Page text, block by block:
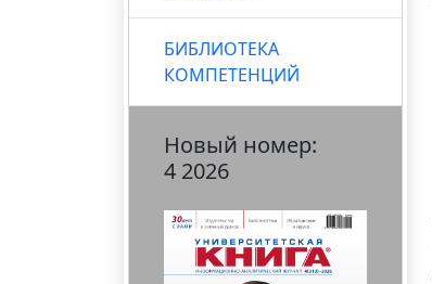
БИБЛИОТЕКА
КОМПЕТЕНЦИЙ
Новый номер:
4 2026